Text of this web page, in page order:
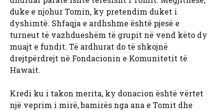
duke e njohur Tomin, ky pretendim duket i
dyshimtë. Shfaqja e ardhshme është pjesë e
turneut të vazhdueshëm të grupit në vend këto dy
muajt e fundit. Të ardhurat do të shkojnë
drejtpërdrejt në Fondacionin e Komunitetit të
Hawait.
Kredi ku i takon merita, ky donacion është vërtet
një veprim i mirë, bamirës nga ana e Tomit dhe